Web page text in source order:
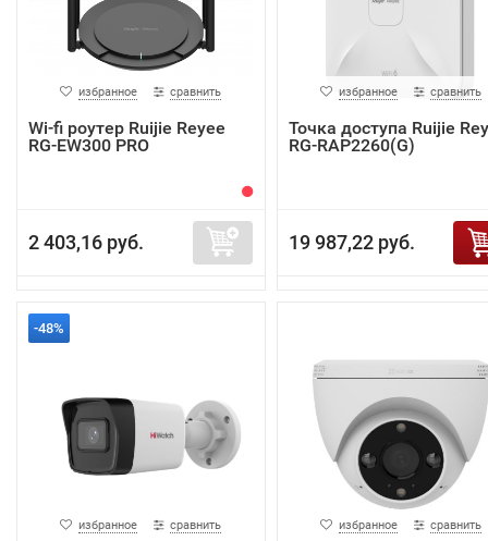
избранное сравнить
Wi-fi роутер Ruijie Reyee
RG-EW300 PRO
2 403,16 руб.
избранное сравнить
Точка доступа Ruijie
RG-RAP2260(G)
19 987,22 руб.
-48%
избранное сравнить избранное сравнить